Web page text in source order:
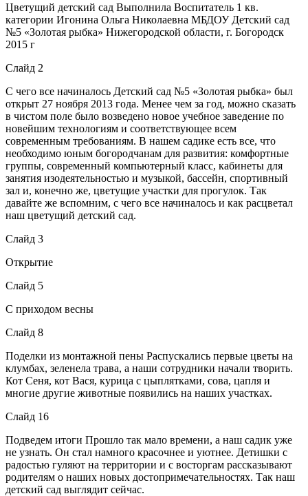
Цветущий детский сад Выполнила Воспитатель 1 кв.
категории Игонина Ольга Николаевна МБДОУ Детский сад
№5 «Золотая рыбка» Нижегородской области, г. Богородск
2015 г
Слайд 2
С чего все начиналось Детский сад №5 «Золотая рыбка» был
открыт 27 ноября 2013 года. Менее чем за год, можно сказать
в чистом поле было возведено новое учебное заведение по
новейшим технологиям и соответствующее всем
современным требованиям. В нашем садике есть все, что
необходимо юным богородчанам для развития: комфортные
группы, современный компьютерный класс, кабинеты для
занятия изодеятельностью и музыкой, бассейн, спортивный
зал и, конечно же, цветущие участки для прогулок. Так
давайте же вспомним, с чего все начиналось и как расцветал
наш цветущий детский сад.
Слайд 3
Открытие
Слайд 5
С приходом весны
Слайд 8
Поделки из монтажной пены Распускались первые цветы на
клумбах, зеленела трава, а наши сотрудники начали творить.
Кот Сеня, кот Вася, курица с цыплятками, сова, цапля и
многие другие животные появились на наших участках.
Слайд 16
Подведем итоги Прошло так мало времени, а наш садик уже
не узнать. Он стал намного красочнее и уютнее. Детишки с
радостью гуляют на территории и с восторгам рассказывают
родителям о наших новых достопримечательностях. Так наш
детский сад выглядит сейчас.